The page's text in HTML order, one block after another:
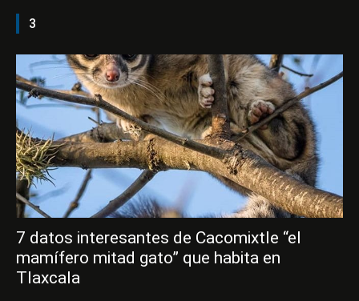
3
7 datos interesantes de Cacomixtle “el
mamífero mitad gato” que habita en
Tlaxcala